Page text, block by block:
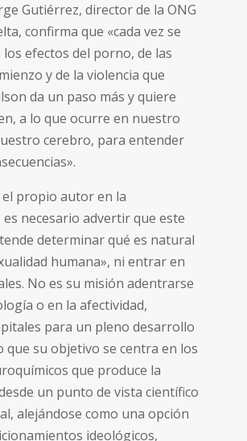
Gutiérrez, director de la ONG
confirma que «cada vez se
los efectos del porno, de las
y de la violencia que
da un paso más y quiere
a lo que ocurre en nuestro
cerebro, para entender
el propio autor en la
necesario advertir que este
determinar qué es natural
humana», ni entrar en
No es su misión adentrarse
o en la afectividad,
para un pleno desarrollo
que su objetivo se centra en los
que produce la
un punto de vista científico
alejándose como una opción
ideológicos,